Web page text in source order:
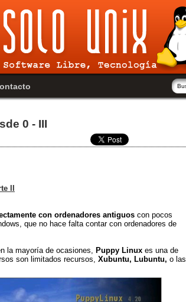
0 - III
II
con ordenadores antiguos con pocos
que no hace falta contar con ordenadores de
la mayoría de ocasiones, Puppy Linux es una de
son limitados recursos, Xubuntu, Lubuntu, o las